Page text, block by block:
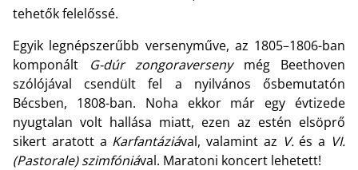
tehetők felelőssé.
Egyik legnépszerűbb versenyműve, az 1805–1806-ban
komponált
G-dúr zongoraversenymég Beethoven
szólójával csendült fel a nyilvános ősbemutatón
Bécsben, 1808-ban. Noha ekkor már egy évtizede
nyugtalan volt hallása miatt, ezen az estén elsöprő
sikert aratott a Karfantáziával, valamint az V.és a VI.
(Pastorale) szimfóniával. Maratoni koncert lehetett!